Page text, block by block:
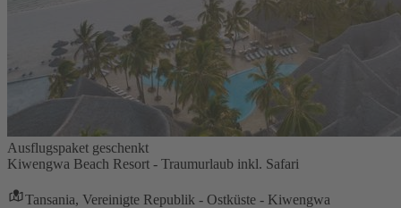
Ausflugspaket geschenkt
Kiwengwa Beach Resort - Traumurlaub inkl. Safari
Tansania, Vereinigte Republik - Ostküste - Kiwengwa